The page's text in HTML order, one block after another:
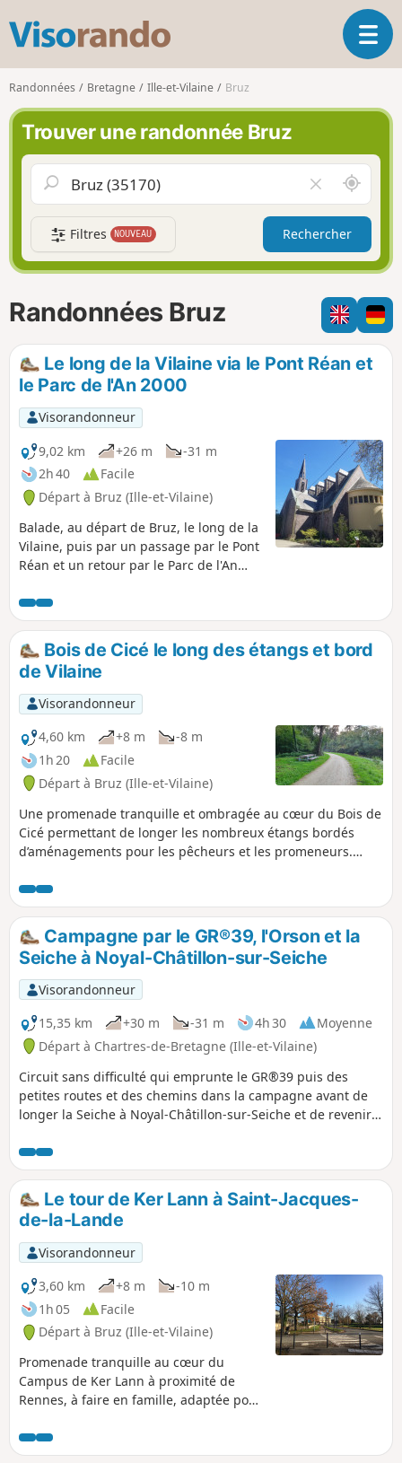
s
o
r
n
d
O
u
l
a
i
g
t
i
o
n
Randonnées Bretagne Ille-et-Vilaine Bruz
Trouver une randonnée Bruz
i
d
e
r
l
e
h
a
m
A
u
t
u
r
d
e
m
i
Filtres NOUVEAU Rechercher
Randonnées Bruz
Le long de la Vilaine via le Pont Réan et
le Parc de l'An 2000
Visorandonneur
9,02 km
+26 m
-31 m
2h 40
Facile
Départ à Bruz (Ille-et-Vilaine)
Balade, au départ de Bruz, le long de la
Vilaine, puis par un passage par le Pont
Réan et un retour par le Parc de l'An
Bois de Cicé le long des étangs et bord
de Vilaine
Visorandonneur
4,60 km
+8 m
-8 m
1h 20
Facile
Départ à Bruz (Ille-et-Vilaine)
Une promenade tranquille et ombragée au cœur du Bois de
Cicé permettant de longer les nombreux étangs bordés
d’aménagements pour les pêcheurs et les promeneurs.
une poussette. Si vous préférez les chemins plus
praticables, le mieux est d'emprunter l'axe central aménagé
et qui mène jusqu'au chemin de halage. À l'origine des
plans d'eau, une ancienne gravière qui fournissait en
matériaux de construction la ville de Rennes.
Campagne par le GR®39, l'Orson et la
Seiche à Noyal-Châtillon-sur-Seiche
Visorandonneur
15,35 km
+30 m -31 m 4h 30
Moyenne
Départ à Chartres-de-Bretagne (Ille-et-Vilaine)
Circuit sans difficulté qui emprunte le GR®39 puis des
petites routes et des chemins dans la campagne avant de
longer la Seiche à Noyal-Châtillon-sur-Seiche et de revenir
le (10) et (12) , peut être interdit en cas de crue et
d'inondations.
Le tour de Ker Lann à Saint-Jacques-
de-la-Lande
Visorandonneur
3,60 km
+8 m
-10 m
1h 05
Facile
Départ à Bruz (Ille-et-Vilaine)
Promenade tranquille au cœur du
Campus de Ker Lann à proximité de
Rennes, à faire en famille, adaptée pour
Vous êtes au milieu du campus et
pourtant vous profiterez du paysage, de